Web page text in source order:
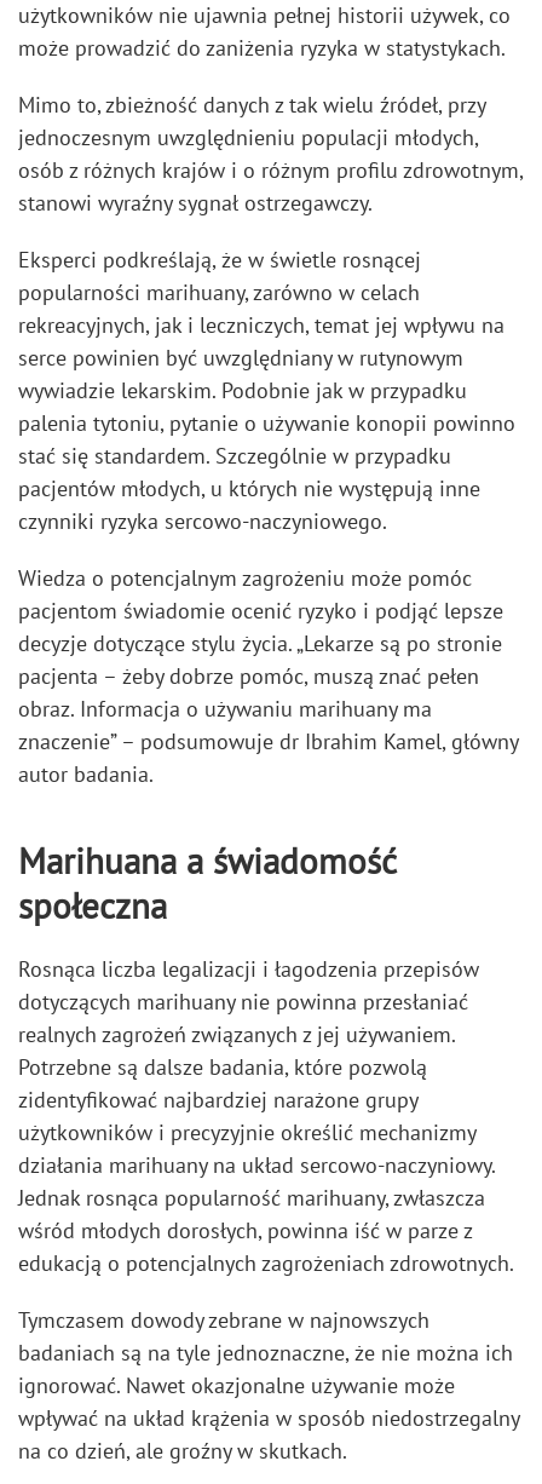
użytkowników nie ujawnia pełnej historii używek, co
może prowadzić do zaniżenia ryzyka w statystykach.
Mimo to, zbieżność danych z tak wielu źródeł, przy
jednoczesnym uwzględnieniu populacji młodych,
osób z różnych krajów i o różnym profilu zdrowotnym,
stanowi wyraźny sygnał ostrzegawczy.
Eksperci podkreślają, że w świetle rosnącej
popularności marihuany, zarówno w celach
rekreacyjnych, jak i leczniczych, temat jej wpływu na
serce powinien być uwzględniany w rutynowym
wywiadzie lekarskim. Podobnie jak w przypadku
palenia tytoniu, pytanie o używanie konopii powinno
stać się standardem. Szczególnie w przypadku
pacjentów młodych, u których nie występują inne
czynniki ryzyka sercowo-naczyniowego.
Wiedza o potencjalnym zagrożeniu może pomóc
pacjentom świadomie ocenić ryzyko i podjąć lepsze
decyzje dotyczące stylu życia. „Lekarze są po stronie
pacjenta – żeby dobrze pomóc, muszą znać pełen
obraz. Informacja o używaniu marihuany ma
znaczenie” – podsumowuje dr Ibrahim Kamel, główny
autor badania.
Marihuana a świadomość
społeczna
Rosnąca liczba legalizacji i łagodzenia przepisów
dotyczących marihuany nie powinna przesłaniać
realnych zagrożeń związanych z jej używaniem.
Potrzebne są dalsze badania, które pozwolą
zidentyfikować najbardziej narażone grupy
użytkowników i precyzyjnie określić mechanizmy
działania marihuany na układ sercowo-naczyniowy.
Jednak rosnąca popularność marihuany, zwłaszcza
wśród młodych dorosłych, powinna iść w parze z
edukacją o potencjalnych zagrożeniach zdrowotnych.
Tymczasem dowody zebrane w najnowszych
badaniach są na tyle jednoznaczne, że nie można ich
ignorować. Nawet okazjonalne używanie może
wpływać na układ krążenia w sposób niedostrzegalny
na co dzień, ale groźny w skutkach.